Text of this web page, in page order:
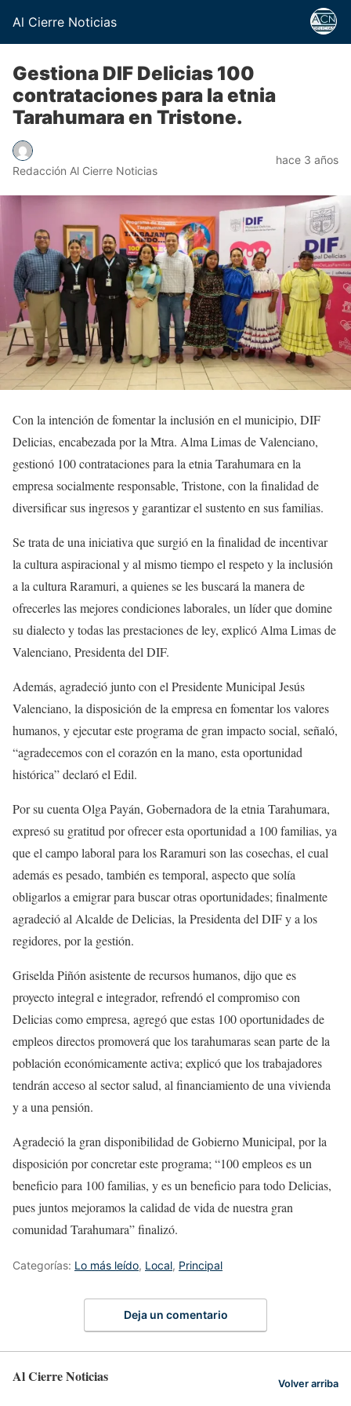
Al Cierre Noticias
Gestiona DIF Delicias 100
contrataciones para la etnia
Tarahumara en Tristone.
Redacción Al Cierre Noticias
hace 3 años
Con la intención de fomentar la inclusión en el municipio, DIF
Delicias, encabezada por la Mtra. Alma Limas de Valenciano,
gestionó 100 contrataciones para la etnia Tarahumara en la
empresa socialmente responsable, Tristone, con la finalidad de
diversificar sus ingresos y garantizar el sustento en sus familias.
Se trata de una iniciativa que surgió en la finalidad de incentivar
la cultura aspiracional y al mismo tiempo el respeto y la inclusión
a la cultura Raramuri, a quienes se les buscará la manera de
ofrecerles las mejores condiciones laborales, un líder que domine
su dialecto y todas las prestaciones de ley, explicó Alma Limas de
Valenciano, Presidenta del DIF.
Además, agradeció junto con el Presidente Municipal Jesús
Valenciano, la disposición de la empresa en fomentar los valores
humanos, y ejecutar este programa de gran impacto social, señaló,
“agradecemos con el corazón en la mano, esta oportunidad
histórica” declaró el Edil.
Por su cuenta Olga Payán, Gobernadora de la etnia Tarahumara,
expresó su gratitud por ofrecer esta oportunidad a 100 familias, ya
que el campo laboral para los Raramuri son las cosechas, el cual
además es pesado, también es temporal, aspecto que solía
obligarlos a emigrar para buscar otras oportunidades; finalmente
agradeció al Alcalde de Delicias, la Presidenta del DIF y a los
regidores, por la gestión.
Griselda Piñón asistente de recursos humanos, dijo que es
proyecto integral e integrador, refrendó el compromiso con
Delicias como empresa, agregó que estas 100 oportunidades de
empleos directos promoverá que los tarahumaras sean parte de la
población económicamente activa; explicó que los trabajadores
tendrán acceso al sector salud, al financiamiento de una vivienda
y a una pensión.
Agradeció la gran disponibilidad de Gobierno Municipal, por la
disposición por concretar este programa; “100 empleos es un
beneficio para 100 familias, y es un beneficio para todo Delicias,
pues juntos mejoramos la calidad de vida de nuestra gran
comunidad Tarahumara” finalizó.
Categorías: Lo más leído, Local, Principal
Deja un comentario
Al Cierre Noticias Volver arriba